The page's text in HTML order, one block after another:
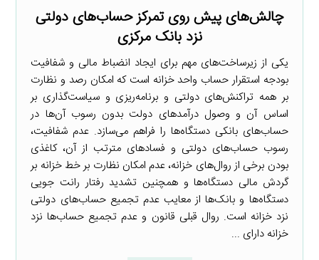
چالش‌های پیش روی تمرکز حساب‌های دولتی
نزد بانک مرکزی
یکی از زیرساخت‌های مهم برای ایجاد انضباط مالی و شفافیت
بودجه استقرار حساب واحد خزانه است که امکان رصد و نظارت
بر همه تراکنش‌های دولتی و برنامه‌ریزی و سیاست‌گذاری بر
اساس آن و وصول درآمدهای دولت بدون رسوب آن‌ها در
حساب‌های بانکی دستگاه‌ها را فراهم می‌سازد. عدم شفافیت،
رسوب حساب‌های دولتی و فسادهای مترتب از آن، کاغذی
بودن برخی از روال‌های خزانه، عدم امکان نظارت بر خط خزانه بر
گردش مالی دستگاه‌ها و همچنین تشدید رفتار رانت جویی
دستگاه‌ها و بانک‌ها از معایب عدم تجمیع حساب‌های دولتی
نزد خزانه است. روال قبلی قانون و عدم تجمیع حساب‌ها نزد
خزانه دارای ...